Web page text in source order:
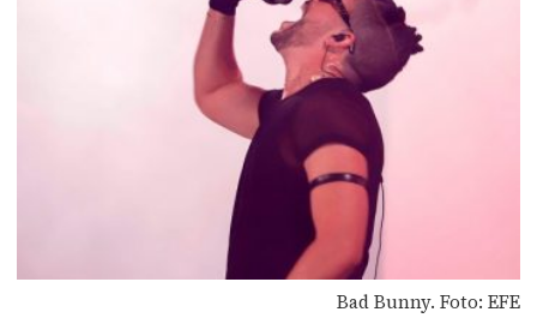
Bad Bunny. Foto: EFE